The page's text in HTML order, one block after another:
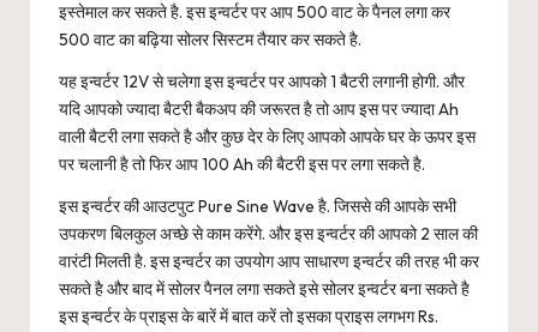
इस्तेमाल कर सकते है. इस इन्वर्टर पर आप 500 वाट के पैनल लगा कर
500 वाट का बढ़िया सोलर सिस्टम तैयार कर सकते है.
यह इन्वर्टर 12V से चलेगा इस इन्वर्टर पर आपको 1 बैटरी लगानी होगी. और
यदि आपको ज्यादा बैटरी बैकअप की जरूरत है तो आप इस पर ज्यादा Ah
वाली बैटरी लगा सकते है और कुछ देर के लिए आपको आपके घर के ऊपर इस
पर चलानी है तो फिर आप 100 Ah की बैटरी इस पर लगा सकते है.
इस इन्वर्टर की आउटपुट Pure Sine Wave है. जिससे की आपके सभी
उपकरण बिलकुल अच्छे से काम करेंगे. और इस इन्वर्टर की आपको 2 साल की
वारंटी मिलती है. इस इन्वर्टर का उपयोग आप साधारण इन्वर्टर की तरह भी कर
सकते है और बाद में सोलर पैनल लगा सकते इसे सोलर इन्वर्टर बना सकते है
इस इन्वर्टर के प्राइस के बारें में बात करें तो इसका प्राइस लगभग Rs.